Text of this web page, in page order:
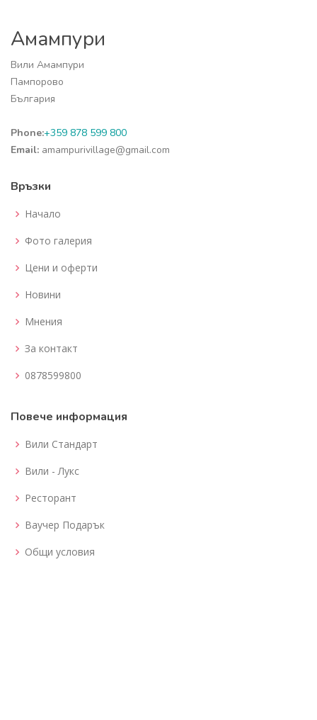
Амампури
Вили Амампури
Пампорово
България
Phone:+359 878 599 800
Email: amampurivillage@gmail.com
Връзки
Начало
Фото галерия
Цени и оферти
Новини
Мнения
За контакт
0878599800
Повече информация
Вили Стандарт
Вили - Лукс
Ресторант
Ваучер Подарък
Общи условия